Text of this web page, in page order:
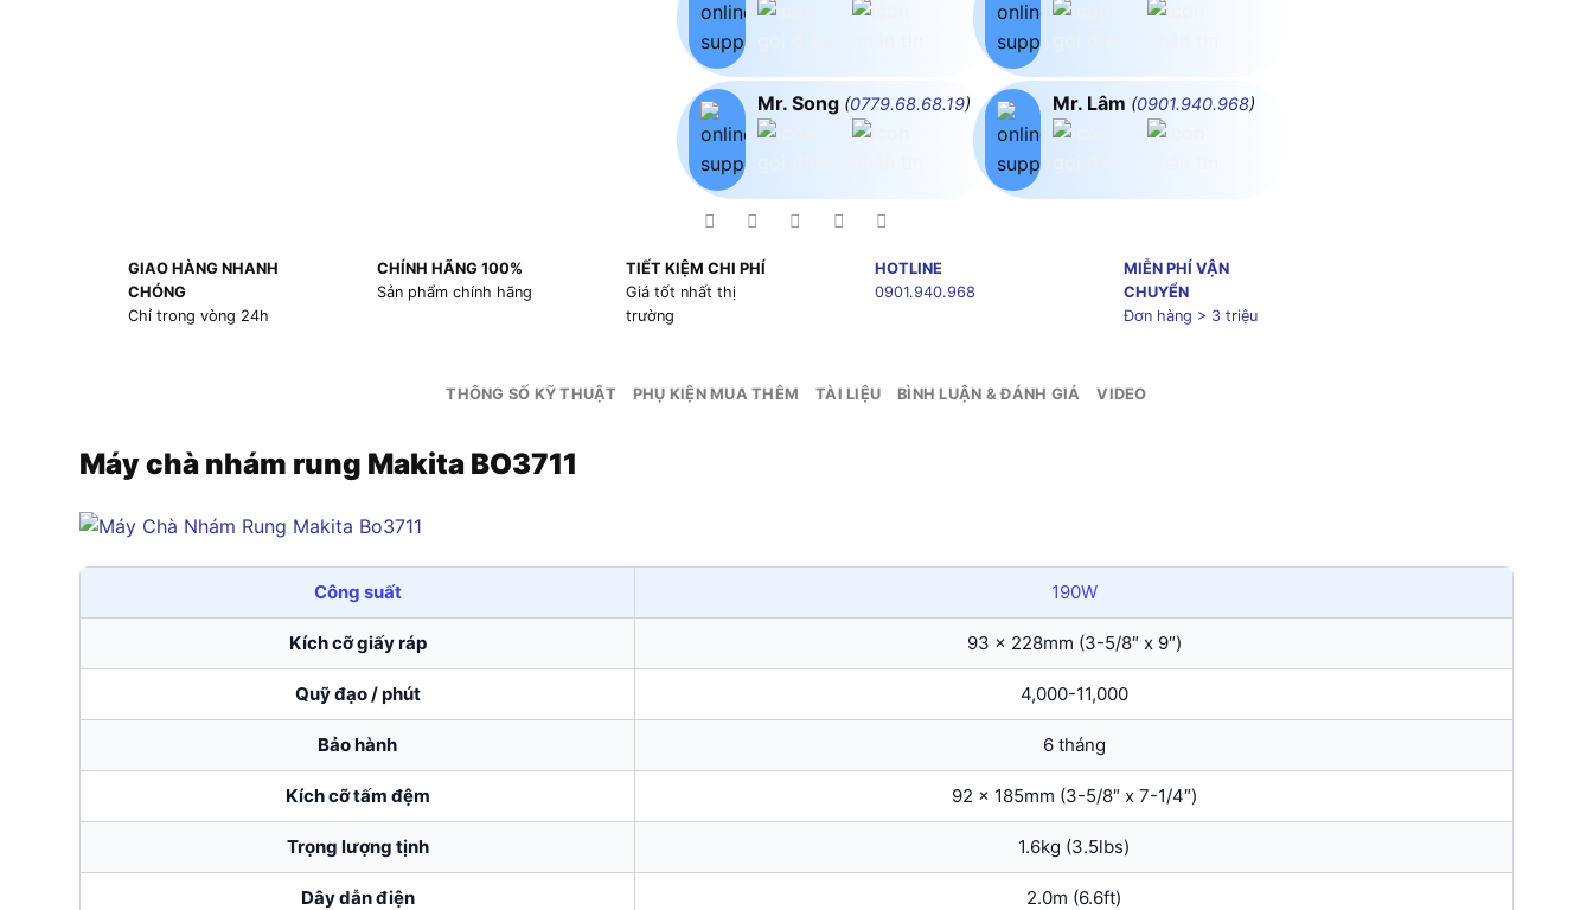
Mr. Song (0779.68.68.19) Mr. Lâm (0901.940.968)
GIAO HÀNG NHANH
CHÓNG
Chỉ trong vòng 24h
CHÍNH HÃNG 100%
Sản phẩm chính hãng
TIẾT KIỆM CHI PHÍ
Giá tốt nhất thị
trường
HOTLINE
0901.940.968
MIỄN PHÍ VẬN
CHUYỂN
Đơn hàng > 3 triệu
THÔNG SỐ KỸ THUẬT PHỤ KIỆN MUA THÊM TÀI LIỆU BÌNH LUẬN & ĐÁNH GIÁ VIDEO
Máy chà nhám rung Makita BO3711
Công suất 190W
Kích cỡ giấy ráp 93 x 228mm (3-5/8″ x 9″)
Quỹ đạo / phút 4,000-11,000
Bảo hành 6 tháng
Kích cỡ tấm đệm 92 x 185mm (3-5/8″ x 7-1/4″)
Trọng lượng tịnh 1.6kg (3.5lbs)
Dây dẫn điện 2.0m (6.6ft)